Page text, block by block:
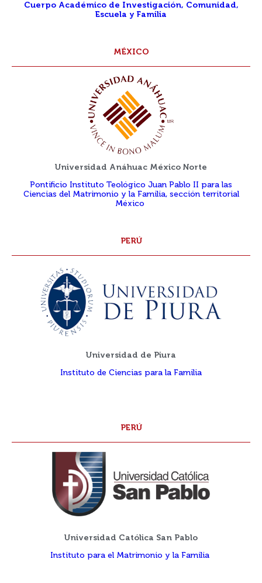
Cuerpo Académico de Investigación, Comunidad,
Escuela y Familia
MÉXICO
Universidad Anáhuac México Norte
Pontificio Instituto Teológico Juan Pablo II para las
Ciencias del Matrimonio y la Familia, sección territorial
México
PERÚ
Universidad de Piura
Instituto de Ciencias para la Familia
PERÚ
Universidad Católica San Pablo
Instituto para el Matrimonio y la Familia